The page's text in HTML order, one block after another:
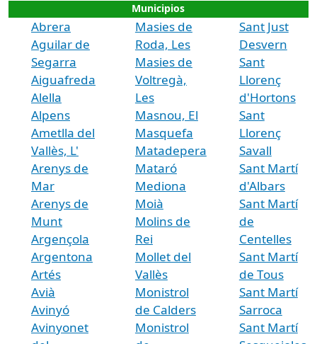
Municipios
Abrera
Aguilar de
Segarra
Aiguafreda
Alella
Alpens
Ametlla del
Vallès, L'
Arenys de
Mar
Arenys de
Munt
Argençola
Argentona
Artés
Avià
Avinyó
Avinyonet
Masies de
Roda, Les
Masies de
Voltregà,
Les
Masnou, El
Masquefa
Matadepera
Mataró
Mediona
Moià
Molins de
Rei
Mollet del
Vallès
Monistrol
de Calders
Monistrol
Sant Just
Desvern
Sant
Llorenç
d'Hortons
Sant
Llorenç
Savall
Sant Martí
d'Albars
Sant Martí
de
Centelles
Sant Martí
de Tous
Sant Martí
Sarroca
Sant Martí